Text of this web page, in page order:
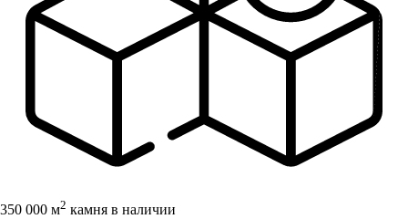
350 000 м2 камня в наличии